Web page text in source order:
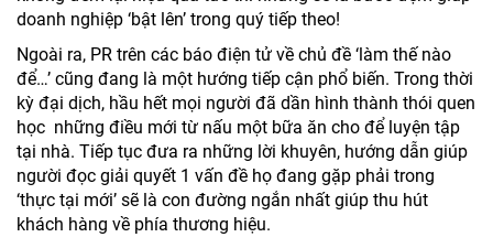
doanh nghiệp ‘bật lên’ trong quý tiếp theo!
Ngoài ra, PR trên các báo điện tử về chủ đề ‘làm thế nào
để…’ cũng đang là một hướng tiếp cận phổ biến. Trong thời
kỳ đại dịch, hầu hết mọi người đã dần hình thành thói quen
học những điều mới từ nấu một bữa ăn cho để luyện tập
tại nhà. Tiếp tục đưa ra những lời khuyên, hướng dẫn giúp
người đọc giải quyết 1 vấn đề họ đang gặp phải trong
‘thực tại mới’ sẽ là con đường ngắn nhất giúp thu hút
khách hàng về phía thương hiệu.